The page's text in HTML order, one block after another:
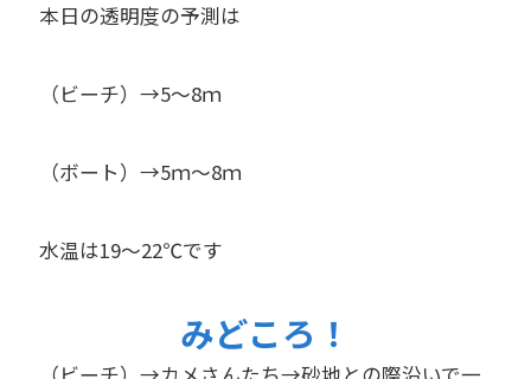
本日の透明度の予測は
（ビーチ）→5～8ｍ
（ボート）→5ｍ～8ｍ
水温は19～22℃です
みどころ！